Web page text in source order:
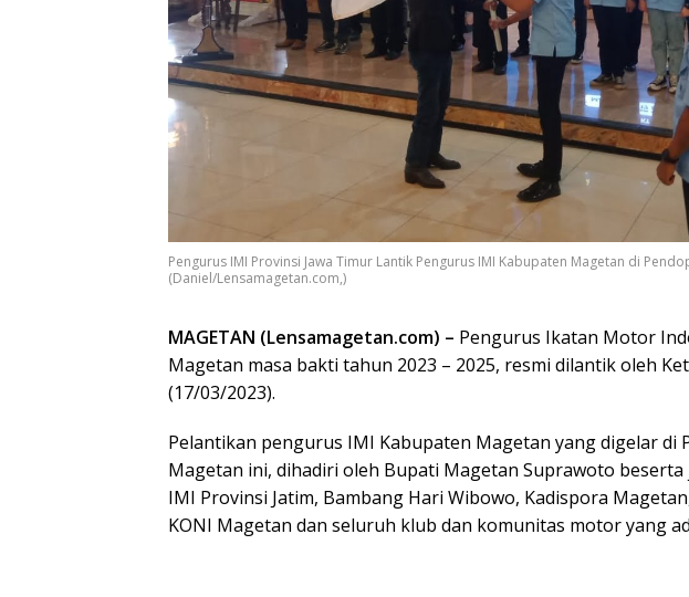
Pengurus IMI Provinsi Jawa Timur Lantik Pengurus IMI Kabupaten Magetan di
(Daniel/Lensamagetan.com,)
MAGETAN (Lensamagetan.com) – Pengurus Ikatan Motor
Magetan masa bakti tahun 2023 – 2025, resmi dilantik oleh
(17/03/2023).
Pelantikan pengurus IMI Kabupaten Magetan yang digelar di
Magetan ini, dihadiri oleh Bupati Magetan Suprawoto beserta
IMI Provinsi Jatim, Bambang Hari Wibowo, Kadispora
KONI Magetan dan seluruh klub dan komunitas motor yang